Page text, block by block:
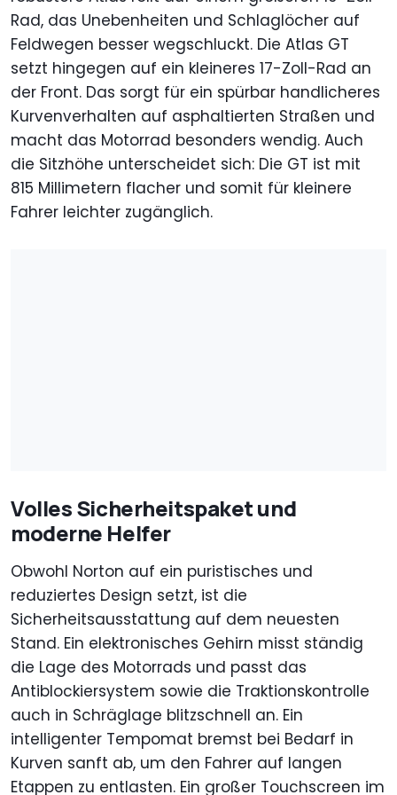
Rad, das Unebenheiten und Schlaglöcher auf
Feldwegen besser wegschluckt. Die Atlas GT
setzt hingegen auf ein kleineres 17-Zoll-Rad an
der Front. Das sorgt für ein spürbar handlicheres
Kurvenverhalten auf asphaltierten Straßen und
macht das Motorrad besonders wendig. Auch
die Sitzhöhe unterscheidet sich: Die GT ist mit
815 Millimetern flacher und somit für kleinere
Fahrer leichter zugänglich.
Volles Sicherheitspaket und
moderne Helfer
Obwohl Norton auf ein puristisches und
reduziertes Design setzt, ist die
Sicherheitsausstattung auf dem neuesten
Stand. Ein elektronisches Gehirn misst ständig
die Lage des Motorrads und passt das
Antiblockiersystem sowie die Traktionskontrolle
auch in Schräglage blitzschnell an. Ein
intelligenter Tempomat bremst bei Bedarf in
Kurven sanft ab, um den Fahrer auf langen
Etappen zu entlasten. Ein großer Touchscreen im